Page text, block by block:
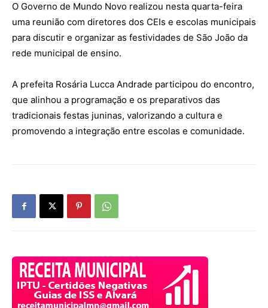
O Governo de Mundo Novo realizou nesta quarta-feira
uma reunião com diretores dos CEIs e escolas municipais
para discutir e organizar as festividades de São João da
rede municipal de ensino.
A prefeita Rosária Lucca Andrade participou do encontro,
que alinhou a programação e os preparativos das
tradicionais festas juninas, valorizando a cultura e
promovendo a integração entre escolas e comunidade.